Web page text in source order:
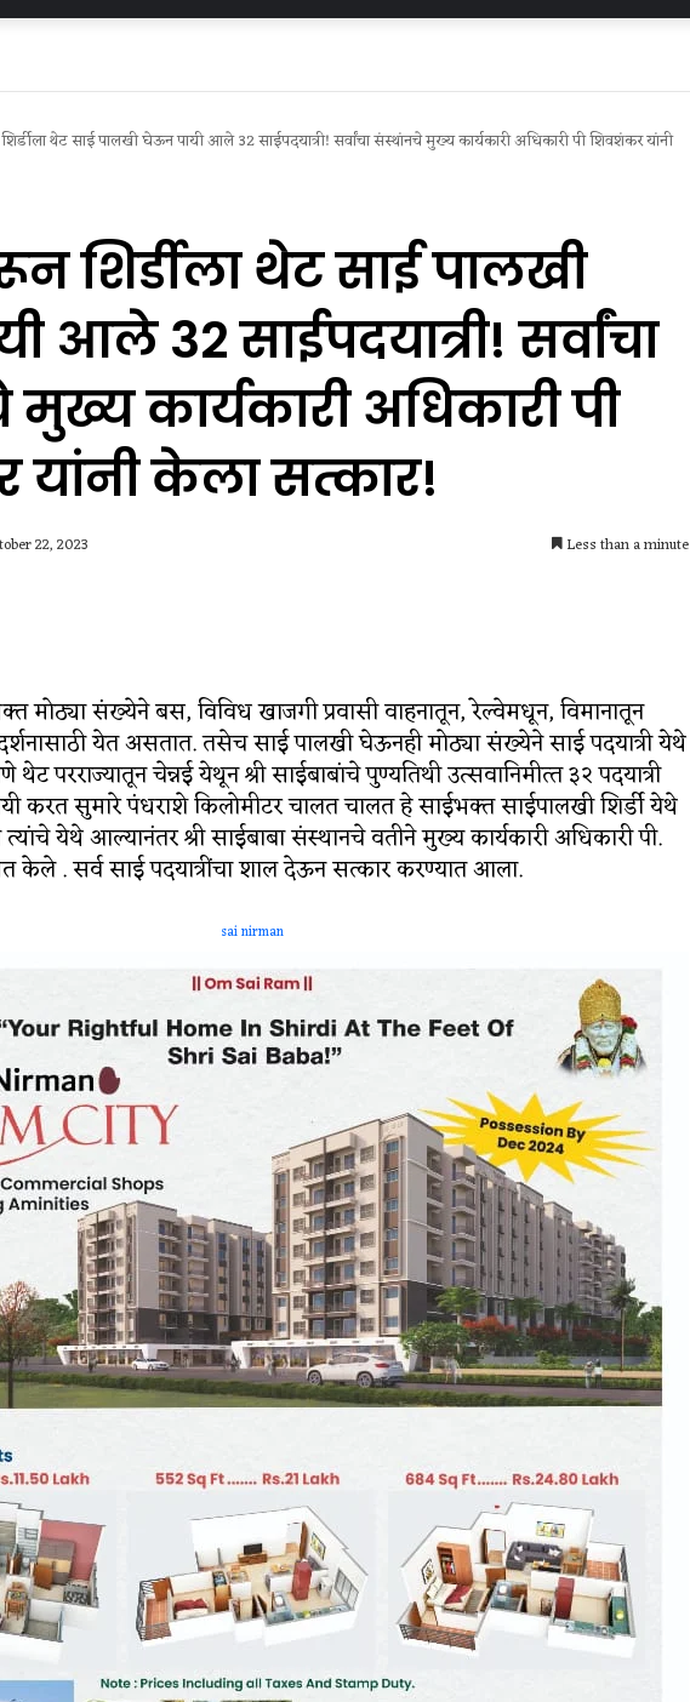
थेट साई पालखी घेऊन पायी आले 32 साईपदयात्री! सर्वांचा संस्थांनचे मुख्य कार्यकारी अधिकारी पी शिवशंकर यांनी
शिर्डीला थेट साई पालखी
आले 32 साईपदयात्री! सर्वांचा
कार्यकारी अधिकारी पी
केला सत्कार!
22, 2023 Less than a minute
मोठ्या संख्येने बस, विविध खाजगी प्रवासी वाहनातून, रेल्वेमधून, विमानातून
दर्शनासाठी येत असतात. तसेच साई पालखी घेऊनही मोठ्या संख्येने साई पदयात्री येथे
परराज्यातून चेन्नई येथून श्री साईबाबांचे पुण्‍यतिथी उत्‍सवानिमीत्‍त ३२ पदयात्री
करत सुमारे पंधराशे किलोमीटर चालत चालत हे साईभक्‍त साईपालखी शिर्डी येथे
येथे आल्‍यानंतर श्री साईबाबा संस्‍थानचे वतीने मुख्‍य कार्यकारी अधिकारी पी.
केले . सर्व साई पदयात्रींचा शाल देऊन सत्कार करण्यात आला.
sai nirman